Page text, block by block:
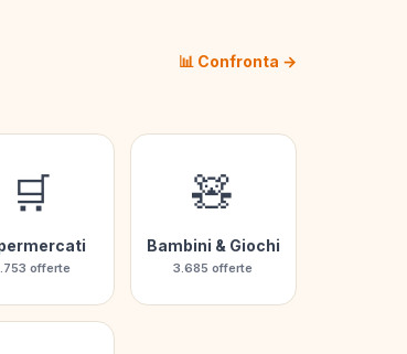
📊 Confronta →
🛒
offerte
🧸
Bambini & Giochi
3.685 offerte